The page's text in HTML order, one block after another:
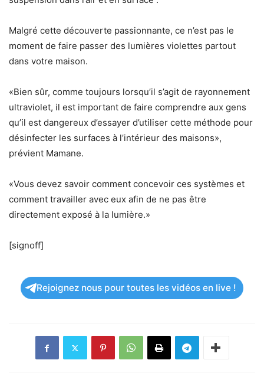
Malgré cette découverte passionnante, ce n’est pas le
moment de faire passer des lumières violettes partout
dans votre maison.
«Bien sûr, comme toujours lorsqu’il s’agit de rayonnement
ultraviolet, il est important de faire comprendre aux gens
qu’il est dangereux d’essayer d’utiliser cette méthode pour
désinfecter les surfaces à l’intérieur des maisons»,
prévient Mamane.
«Vous devez savoir comment concevoir ces systèmes et
comment travailler avec eux afin de ne pas être
directement exposé à la lumière.»
[signoff]
Rejoignez nous pour toutes les vidéos en live !